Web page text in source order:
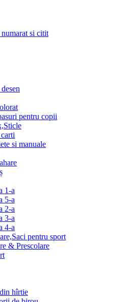
si citit
pentru copii
si manuale
1-a
5-a
2-a
3-a
4-a
pentru sport
& Prescolare
hîrtie